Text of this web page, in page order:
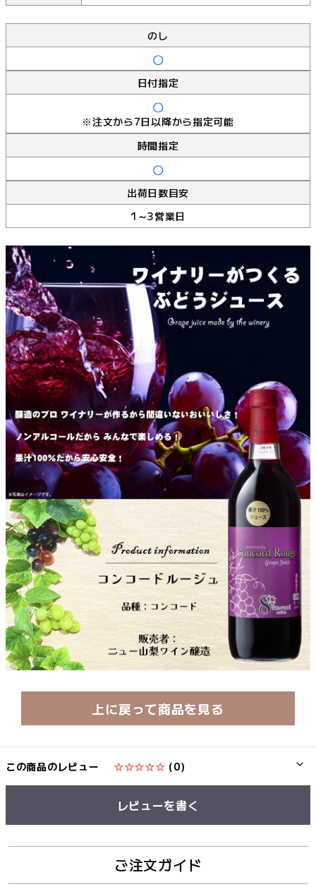
のし
日付指定
※注文から7日以降から指定可能
時間指定
出荷日数目安
1～3営業日
上に戻って商品を見る
この商品のレビュー ☆☆☆☆☆ (0)
レビューを書く
ご注文ガイド